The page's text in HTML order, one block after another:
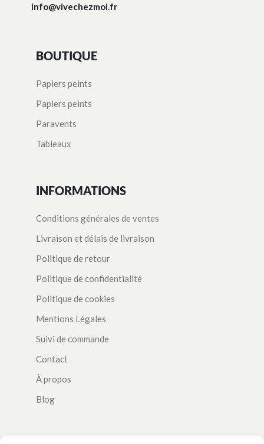
info@vivechezmoi.fr
BOUTIQUE
Papiers peints
Papiers peints
Paravents
Tableaux
INFORMATIONS
Conditions générales de ventes
Livraison et délais de livraison
Politique de retour
Politique de confidentialité
Politique de cookies
Mentions Légales
Suivi de commande
Contact
À propos
Blog